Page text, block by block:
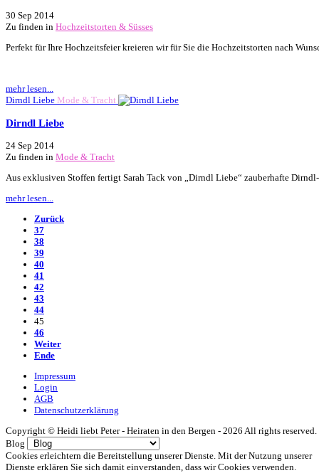
30 Sep 2014
Zu finden in Hochzeitstorten & Süsses
Perfekt für Ihre Hochzeitsfeier kreieren wir für Sie die Hochzeitstorten nach
mehr lesen...
Dirndl Liebe Mode & Tracht
Dirndl Liebe
24 Sep 2014
Zu finden in Mode & Tracht
Aus exklusiven Stoffen fertigt Sarah Tack von „Dirndl Liebe“ zauberhafte
mehr lesen...
Zurück
37
38
39
40
41
42
43
44
45
46
Weiter
Ende
Impressum
Login
AGB
Datenschutzerklärung
Copyright © Heidi liebt Peter - Heiraten in den Bergen - 2026 All rights reserved.
Blog
Cookies erleichtern die Bereitstellung unserer Dienste. Mit der Nutzung unserer
Dienste erklären Sie sich damit einverstanden, dass wir Cookies verwenden.